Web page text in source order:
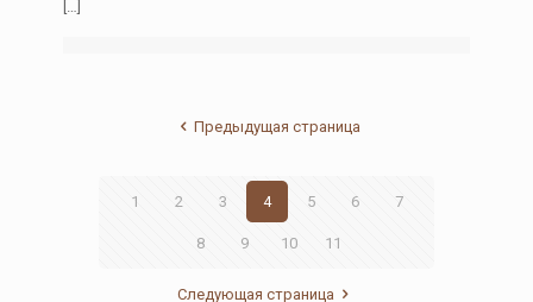
Предыдущая страница
1 2 3 4 5 6 7
8 9 10 11
Следующая страница